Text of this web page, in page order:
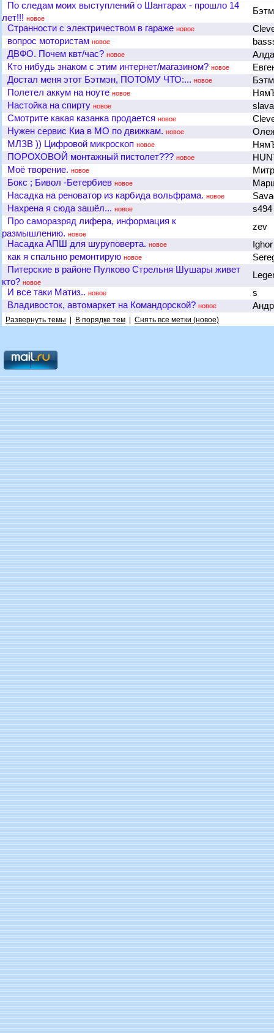
По следам моих выступлений о Шантарах - прошло 14
лет!!! новое
Странности с электричеством в гараже новое
вопрос мотористам новое
ДВФО. Почем квт/час? новое
Кто нибудь знаком с этим интернет/магазином? новое
Достал меня этот Бэтмэн, ПОТОМУ ЧТО:... новое
Полетел аккум на ноуте новое
Настойка на спирту новое
Смотрите какая казанка продается новое
Нужен сервис Киа в МО по движкам. новое
МЛЗВ )) Цифровой микроскоп новое
ПОРОХОВОЙ монтажный пистолет??? новое
Моё творение. новое
Бокс ; Бивол -Бетербиев новое
Насадка на реноватор из карбида вольфрама. новое
Нахрена я сюда зашёл... новое
s494
Про саморазряд лифера, информация к
размышлению. новое
zev
Насадка АПШ для шуруповерта. новое
как я спальню ремонтирую новое
Питерские в районе Пулково Стрельня Шушары живет
кто? новое
И все таки Матиз.. новое
s
Владивосток, автомаркет на Командорской? новое
Развернуть темы В порядке тем Снять все метки (новое)